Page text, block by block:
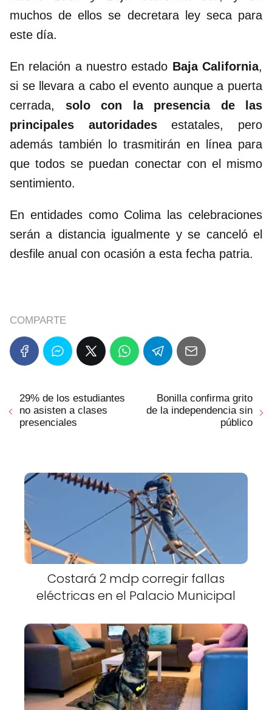
muchos de ellos se decretara ley seca para
este día.
En relación a nuestro estado Baja California,
si se llevara a cabo el evento aunque a puerta
cerrada, solo con la presencia de las
principales autoridadesestatales, pero
además también lo trasmitirán en línea para
que todos se puedan conectar con el mismo
sentimiento.
En entidades como Colima las celebraciones
serán a distancia igualmente y se canceló el
desfile anual con ocasión a esta fecha patria.
COMPARTE
29% de los estudiantes
no asisten a clases
presenciales
Bonilla confirma grito
de la independencia sin
público
Costará 2 mdp corregir fallas
eléctricas en el Palacio Municipal